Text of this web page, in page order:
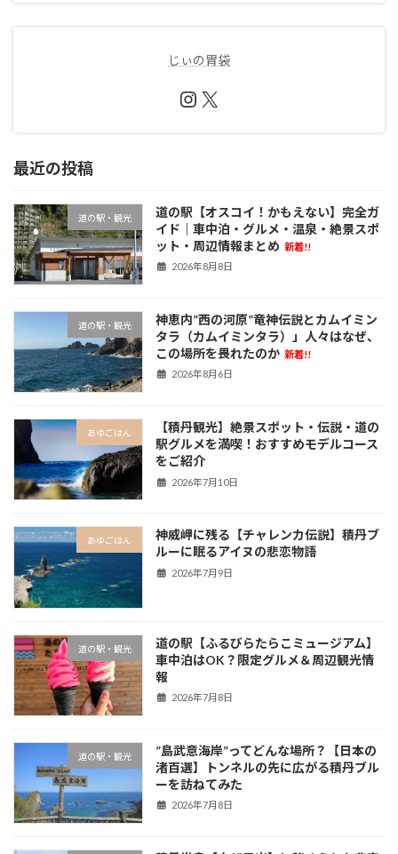
じぃの胃袋
Instagram
X
最近の投稿
道の駅・観光
道の駅【オスコイ！かもえない】完全ガ
イド｜車中泊・グルメ・温泉・絶景スポ
ット・周辺情報まとめ 新着!!
2026年8月8日
道の駅・観光
神恵内”西の河原”竜神伝説とカムイミン
タラ（カムイミンタラ）」人々はなぜ、
この場所を畏れたのか 新着!!
2026年8月6日
あゆごはん
【積丹観光】絶景スポット・伝説・道の
駅グルメを満喫！おすすめモデルコース
をご紹介
2026年7月10日
あゆごはん
神威岬に残る【チャレンカ伝説】積丹ブ
ルーに眠るアイヌの悲恋物語
2026年7月9日
道の駅・観光
道の駅【ふるびらたらこミュージアム】
車中泊はOK？限定グルメ＆周辺観光情
報
2026年7月8日
道の駅・観光
”島武意海岸”ってどんな場所？【日本の
渚百選】トンネルの先に広がる積丹ブル
ーを訪ねてみた
2026年7月8日